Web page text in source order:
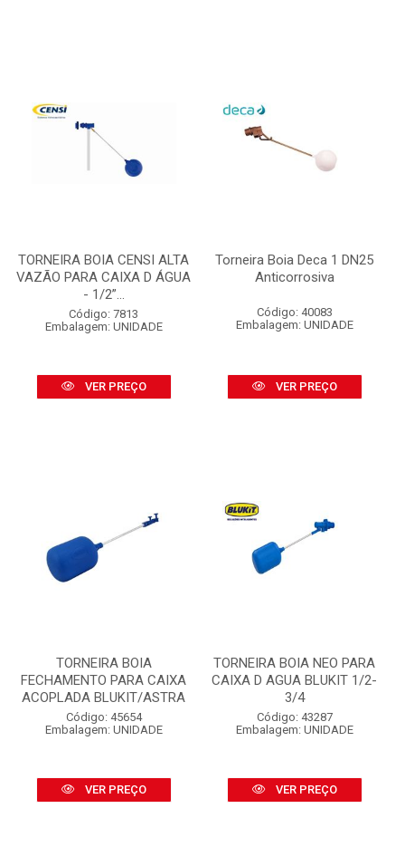
TORNEIRA BOIA CENSI ALTA
VAZÃO PARA CAIXA D ÁGUA
- 1/2”...
Código: 7813
Embalagem: UNIDADE
VER PREÇO
Torneira Boia Deca 1 DN25
Anticorrosiva
Código: 40083
Embalagem: UNIDADE
VER PREÇO
TORNEIRA BOIA
FECHAMENTO PARA CAIXA
ACOPLADA BLUKIT/ASTRA
Código: 45654
Embalagem: UNIDADE
VER PREÇO
TORNEIRA BOIA NEO PARA
CAIXA D AGUA BLUKIT 1/2-
3/4
Código: 43287
Embalagem: UNIDADE
VER PREÇO